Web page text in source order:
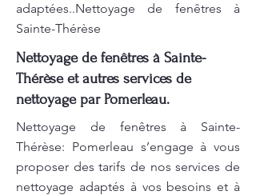
adaptées..Nettoyage de fenêtres à
Sainte-Thérèse
Nettoyage de fenêtres à Sainte-
Thérèse et autres services de
nettoyage par Pomerleau.
Nettoyage de fenêtres à Sainte-
Thérèse: Pomerleau s’engage à vous
proposer des tarifs de nos services de
nettoyage adaptés à vos besoins et à